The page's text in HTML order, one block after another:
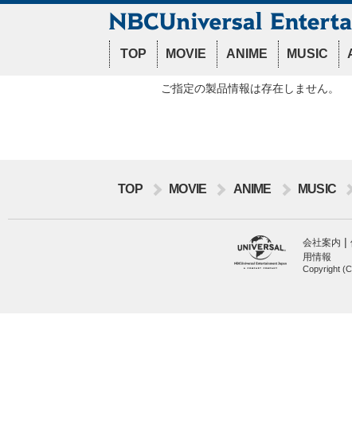
TOP MOVIE ANIME MUSIC
ご指定の製品情報は存在しません。
TOP MOVIE ANIME MUSIC
会社案内 |
用情報
Copyright